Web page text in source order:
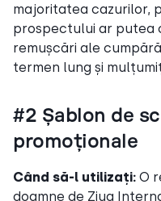
majoritatea cazurilor,
prospectului ar putea
remușcări ale
termen lung și
#2 Șablon de
promoționale
Când să-l utilizați: O
doamne de Ziua